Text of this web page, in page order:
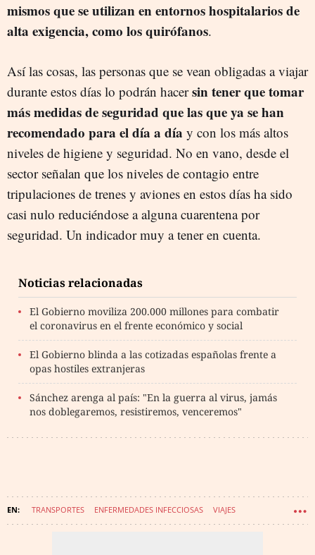
mismos que se utilizan en entornos hospitalarios de
alta exigencia, como los quirófanos.
Así las cosas, las personas que se vean obligadas a viajar
durante estos días lo podrán hacersin tener que tomar
más medidas de seguridad que las que ya se han
recomendado para el día a día y con los más altos
niveles de higiene y seguridad. No en vano, desde el
sector señalan que los niveles de contagio entre
tripulaciones de trenes y aviones en estos días ha sido
casi nulo reduciéndose a alguna cuarentena por
seguridad. Un indicador muy a tener en cuenta.
Noticias relacionadas
El Gobierno moviliza 200.000 millones para combatir
el coronavirus en el frente económico y social
El Gobierno blinda a las cotizadas españolas frente a
opas hostiles extranjeras
Sánchez arenga al país: "En la guerra al virus, jamás
nos doblegaremos, resistiremos, venceremos"
TRANSPORTES ENFERMEDADES INFECCIOSAS VIAJES